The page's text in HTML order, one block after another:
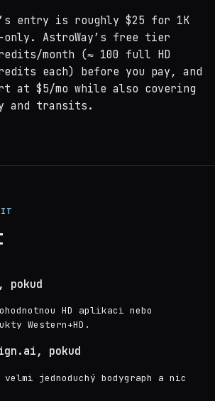
entry is roughly $25 for 1K
only. AstroWay’s free tier
month (≈ 100 full HD
each) before you pay, and
at $5/mo while also covering
and transits.
pokud
HD aplikaci nebo
Western+HD.
pokud
velmi jednoduchý bodygraph a nic